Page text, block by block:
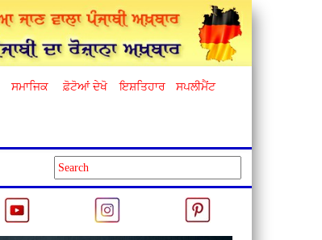
ਸਮਾਜਿਕ ਫ਼ੋਟੋਆਂ ਦੇਖੋ ਇਸ਼ਤਿਹਾਰ ਸਪਲੀਮੈਂਟ